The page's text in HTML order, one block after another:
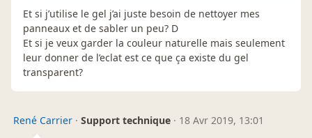
Et si j’utilise le gel j’ai juste besoin de nettoyer mes
panneaux et de sabler un peu? D
Et si je veux garder la couleur naturelle mais seulement
leur donner de l’eclat est ce que ça existe du gel
transparent?
René Carrier · Support technique · 18 Avr 2019, 13:01